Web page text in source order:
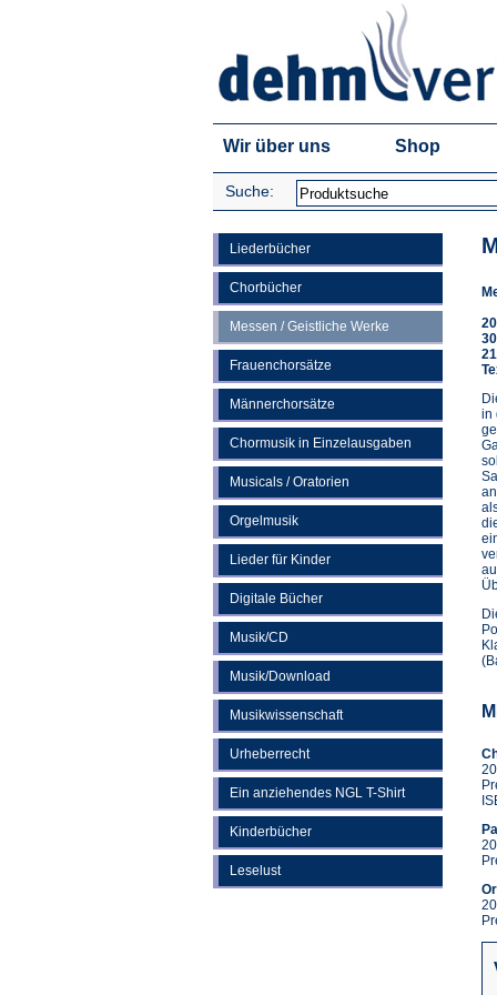
Wir über uns Shop
Suche:
Liederbücher
Chorbücher
Messen / Geistliche Werke
Frauenchorsätze
Männerchorsätze
Chormusik in Einzelausgaben
Musicals / Oratorien
Orgelmusik
Lieder für Kinder
Digitale Bücher
Musik/CD
Musik/Download
Musikwissenschaft
Urheberrecht
Ein anziehendes NGL T-Shirt
Kinderbücher
Leselust
in